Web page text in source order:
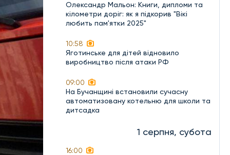
Олександр Мальон: Книги, дипломи та
кілометри доріг: як я підкорив "Вікі
любить пам'ятки 2025"
10:58
Яготинське для дітей відновило
виробництво після атаки РФ
09:00
На Бучанщині встановили сучасну
автоматизовану котельню для школи та
дитсадка
1 серпня, субота
16:00